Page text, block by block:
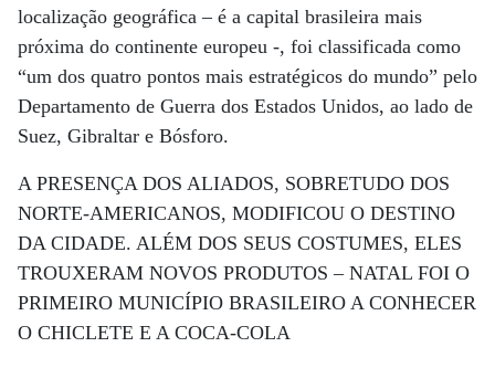
localização geográfica – é a capital brasileira mais
próxima do continente europeu -, foi classificada como
“um dos quatro pontos mais estratégicos do mundo” pelo
Departamento de Guerra dos Estados Unidos, ao lado de
Suez, Gibraltar e Bósforo.
A PRESENÇA DOS ALIADOS, SOBRETUDO DOS
NORTE-AMERICANOS, MODIFICOU O DESTINO
DA CIDADE. ALÉM DOS SEUS COSTUMES, ELES
TROUXERAM NOVOS PRODUTOS – NATAL FOI O
PRIMEIRO MUNICÍPIO BRASILEIRO A CONHECER
O CHICLETE E A COCA-COLA